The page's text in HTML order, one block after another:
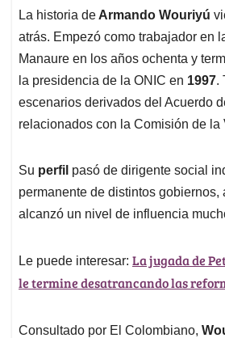
La historia de Armando Wouriyú
atrás. Empezó como trabajador en
Manaure en los años ochenta y
la presidencia de la ONIC en 1997.
escenarios derivados del Acuerdo
relacionados con la Comisión de la
Su perfil pasó de dirigente social
permanente de distintos gobiernos,
alcanzó un nivel de influencia
Le puede interesar: La jugada de
le termine desatrancando las
Consultado por El Colombiano,